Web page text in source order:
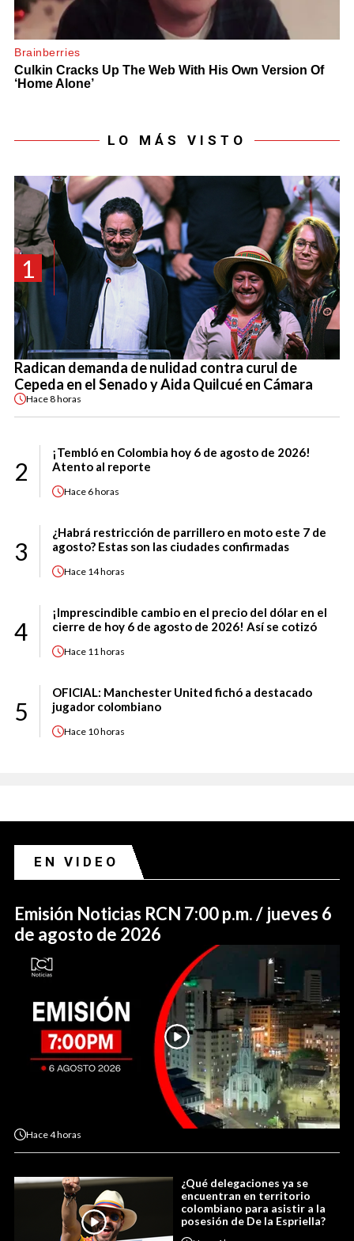
LO MÁS VISTO
1
Radican demanda de nulidad contra curul de
Cepeda en el Senado y Aida Quilcué en Cámara
Hace8 horas
2
¡Tembló en Colombia hoy 6 de agosto de 2026!
Atento al reporte
Hace 6 horas
3
¿Habrá restricción de parrillero en moto este 7 de
agosto? Estas son las ciudades confirmadas
Hace 14 horas
4
¡Imprescindible cambio en el precio del dólar en el
cierre de hoy 6 de agosto de 2026! Así se cotizó
Hace 11 horas
5
OFICIAL: Manchester United fichó a destacado
jugador colombiano
Hace 10 horas
EN VIDEO
Emisión Noticias RCN 7:00 p.m. / jueves 6
de agosto de 2026
Hace4 horas
¿Qué delegaciones ya se
encuentran en territorio
colombiano para asistir a la
posesión de De la Espriella?